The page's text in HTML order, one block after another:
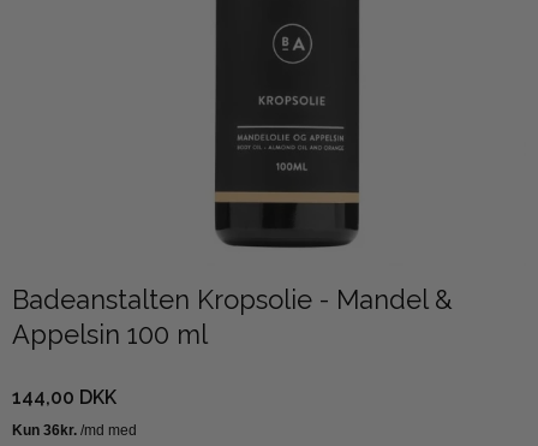
Badeanstalten Kropsolie - Mandel &
Appelsin 100 ml
144,00 DKK